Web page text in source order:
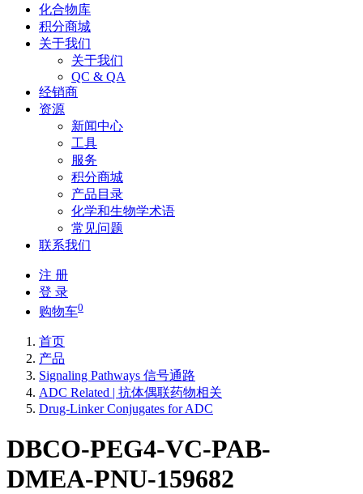
化合物库
积分商城
关于我们
关于我们
QC & QA
经销商
资源
新闻中心
工具
服务
积分商城
产品目录
化学和生物学术语
常见问题
联系我们
注 册
登 录
购物车0
首页
产品
Signaling Pathways 信号通路
ADC Related | 抗体偶联药物相关
Drug-Linker Conjugates for ADC
DBCO-PEG4-VC-PAB-
DMEA-PNU-159682